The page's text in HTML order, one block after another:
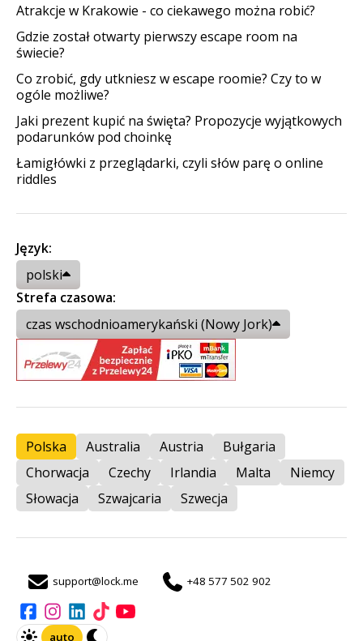
Atrakcje w Krakowie - co ciekawego można robić?
Gdzie został otwarty pierwszy escape room na
świecie?
Co zrobić, gdy utkniesz w escape roomie? Czy to w
ogóle możliwe?
Jaki prezent kupić na święta? Propozycje wyjątkowych
podarunków pod choinkę
Łamigłówki z przeglądarki, czyli słów parę o online
riddles
Język:
polski
Strefa czasowa:
czas wschodnioamerykański (Nowy Jork)
Polska Australia Austria
Bułgaria
Chorwacja
Czechy Irlandia Malta
Niemcy
Słowacja
Szwajcaria Szwecja
support@lock.me +48 577 502 902
auto